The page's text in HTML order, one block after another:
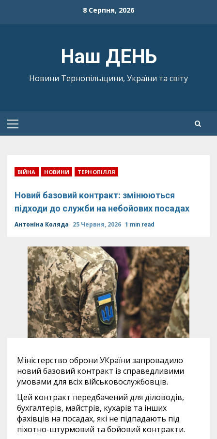
8 Серпня, 2026
Наш ДЕНЬ
Новини Тернопільщини, України та світу
Primary
ВІЙНА НОВИНИ ТЕРНОПІЛЛЯ
Новий базовий контракт: змінюються
підходи до служби на небойових посадах
Антоніна Коляда 25 Червня, 2026 1 min read
Міністерство оброни УКраїни запровадило
новий базовий контракт із справедливими
умовами для всіх військовослужбовців.
Цей контракт передбачений для діловодів,
бухгалтерів, майстрів, кухарів та інших
фахівців на посадах, які не підпадають під
піхотно-штурмовий та бойовий контракти.